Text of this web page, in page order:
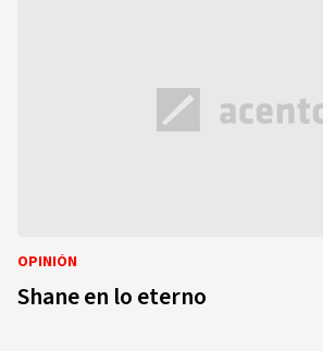
OPINIÓN
Shane en lo eterno